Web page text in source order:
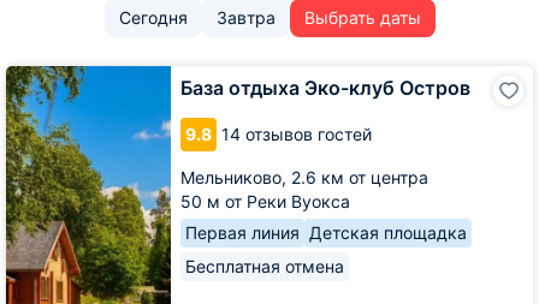
Сегодня Завтра Выбрать даты
База отдыха Эко-клуб Остров
9.8 14 отзывов гостей
Мельниково, 2.6 км от центра
50 м от Реки Вуокса
Первая линия Детская площадка
Бесплатная отмена
База
отдыха
Эко-
клуб
Остров